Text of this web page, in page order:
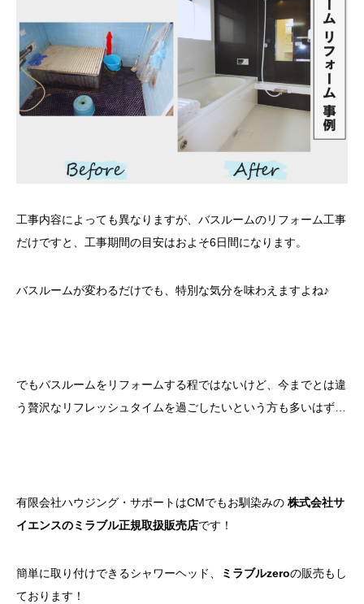
工事内容によっても異なりますが、バスルームのリフォーム工事
だけですと、工事期間の目安はおよそ6日間になります。
バスルームが変わるだけでも、特別な気分を味わえますよね♪
でもバスルームをリフォームする程ではないけど、今までとは違
う贅沢なリフレッシュタイムを過ごしたいという方も多いはず…
有限会社ハウジング・サポートはCMでもお馴染みの 株式会社サ
イエンスのミラブル正規取扱販売店です！
簡単に取り付けできるシャワーヘッド、 ミラブルzeroの販売もし
ております！